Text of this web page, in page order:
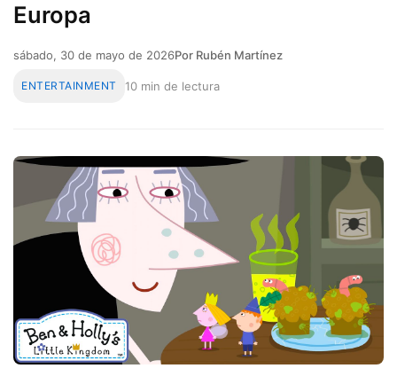
Europa
sábado, 30 de mayo de 2026Por Rubén Martínez
ENTERTAINMENT 10 min de lectura